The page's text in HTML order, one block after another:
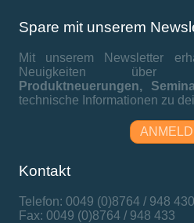
Spare mit unserem
Mit unserem Newsletter
Neuigkeiten
Produktneuerungen,
technische Informationen zu
Kontakt
Telefon: 0049 (0)8764 / 948 430
Fax: 0049 (0)8764 / 948 433